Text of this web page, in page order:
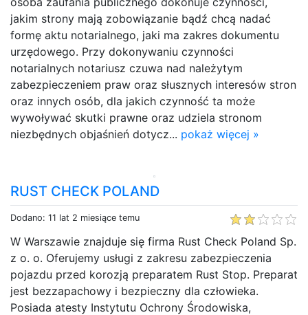
jakim strony mają zobowiązanie bądź chcą nadać
formę aktu notarialnego, jaki ma zakres dokumentu
urzędowego. Przy dokonywaniu czynności
notarialnych notariusz czuwa nad należytym
zabezpieczeniem praw oraz słusznych interesów stron
oraz innych osób, dla jakich czynność ta może
wywoływać skutki prawne oraz udziela stronom
niezbędnych objaśnień dotycz... pokaż więcej »
RUST CHECK POLAND
Dodano: 11 lat 2 miesiące temu
W Warszawie znajduje się firma Rust Check Poland Sp.
z o. o. Oferujemy usługi z zakresu zabezpieczenia
pojazdu przed korozją preparatem Rust Stop. Preparat
jest bezzapachowy i bezpieczny dla człowieka.
Posiada atesty Instytutu Ochrony Środowiska,